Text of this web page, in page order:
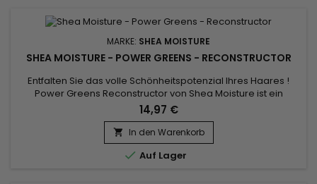
MARKE: SHEA MOISTURE
SHEA MOISTURE - POWER GREENS - RECONSTRUCTOR
Entfalten Sie das volle Schönheitspotenzial Ihres Haares !
Power Greens Reconstructor von Shea Moisture ist ein
Tiefen-Conditioner für Naturlocken, der die Haarfasern mit
intensiver Feuchtigkeit versorgt und bei täglicher Anwendung
hilft, Haarbruch zu minimieren. Stärken Sie schwache
Strähnen mit dieser tiefenwirksamen Pflegespülung für
geschädigtes...
14,97 €
 In den Warenkorb
 Auf Lager